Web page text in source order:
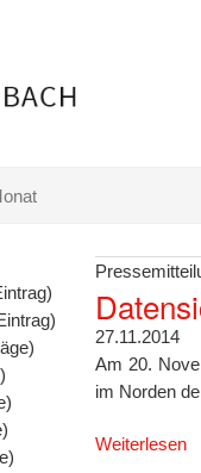
27.11.2014
Am 20.
im Norden
Weiterlesen